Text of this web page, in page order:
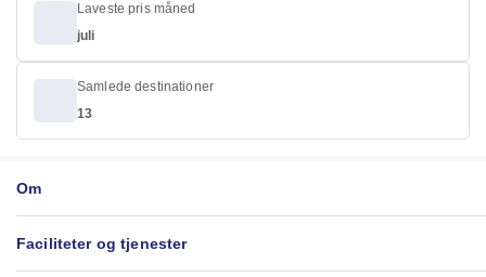
Laveste pris måned
juli
Samlede destinationer
13
Om
Faciliteter og tjenester